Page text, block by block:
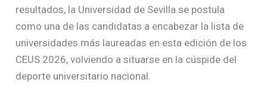
resultados, la Universidad de Sevilla se postula
como una de las candidatas a encabezar la lista de
universidades más laureadas en esta edición de los
CEUS 2026, volviendo a situarse en la cúspide del
deporte universitario nacional.